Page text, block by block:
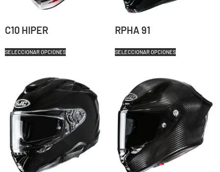
C10 HIPER
SELECCIONAR OPCIONES
RPHA 91
SELECCIONAR OPCIONES